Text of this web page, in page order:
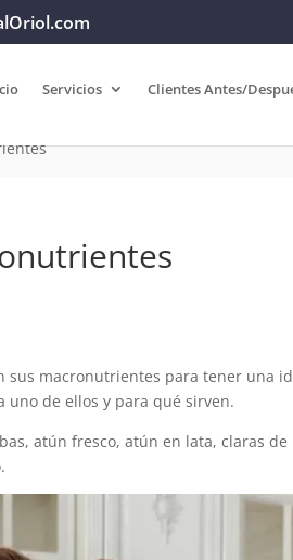
Servicios Clientes Antes/
sus macronutrientes para tener una
uno de ellos y para qué sirven.
atún fresco, atún en lata, claras de